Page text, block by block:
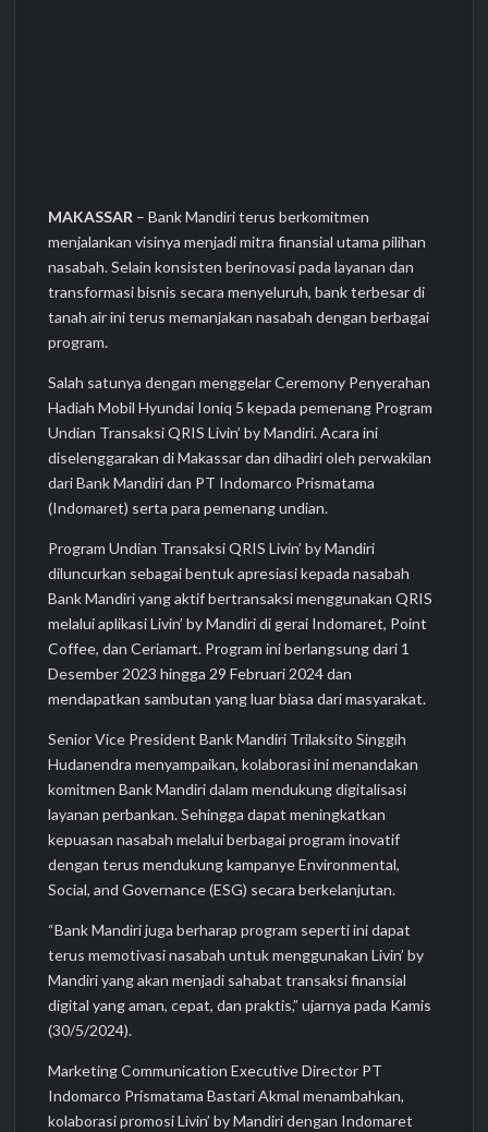
MAKASSAR – Bank Mandiri terus berkomitmen
menjalankan visinya menjadi mitra finansial utama pilihan
nasabah. Selain konsisten berinovasi pada layanan dan
transformasi bisnis secara menyeluruh, bank terbesar di
tanah air ini terus memanjakan nasabah dengan berbagai
program.
Salah satunya dengan menggelar Ceremony Penyerahan
Hadiah Mobil Hyundai Ioniq 5 kepada pemenang Program
Undian Transaksi QRIS Livin’ by Mandiri. Acara ini
diselenggarakan di Makassar dan dihadiri oleh perwakilan
dari Bank Mandiri dan PT Indomarco Prismatama
(Indomaret) serta para pemenang undian.
Program Undian Transaksi QRIS Livin’ by Mandiri
diluncurkan sebagai bentuk apresiasi kepada nasabah
Bank Mandiri yang aktif bertransaksi menggunakan QRIS
melalui aplikasi Livin’ by Mandiri di gerai Indomaret, Point
Coffee, dan Ceriamart. Program ini berlangsung dari 1
Desember 2023 hingga 29 Februari 2024 dan
mendapatkan sambutan yang luar biasa dari masyarakat.
Senior Vice President Bank Mandiri Trilaksito Singgih
Hudanendra menyampaikan, kolaborasi ini menandakan
komitmen Bank Mandiri dalam mendukung digitalisasi
layanan perbankan. Sehingga dapat meningkatkan
kepuasan nasabah melalui berbagai program inovatif
dengan terus mendukung kampanye Environmental,
Social, and Governance (ESG) secara berkelanjutan.
“Bank Mandiri juga berharap program seperti ini dapat
terus memotivasi nasabah untuk menggunakan Livin’ by
Mandiri yang akan menjadi sahabat transaksi finansial
digital yang aman, cepat, dan praktis,” ujarnya pada Kamis
(30/5/2024).
Marketing Communication Executive Director PT
Indomarco Prismatama Bastari Akmal menambahkan,
kolaborasi promosi Livin’ by Mandiri dengan Indomaret